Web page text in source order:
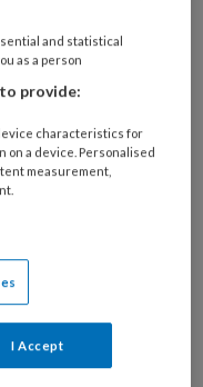
Log dan in
and statistical
as a person
provide:
characteristics for
on a device. Personalised
measurement,
I Accept